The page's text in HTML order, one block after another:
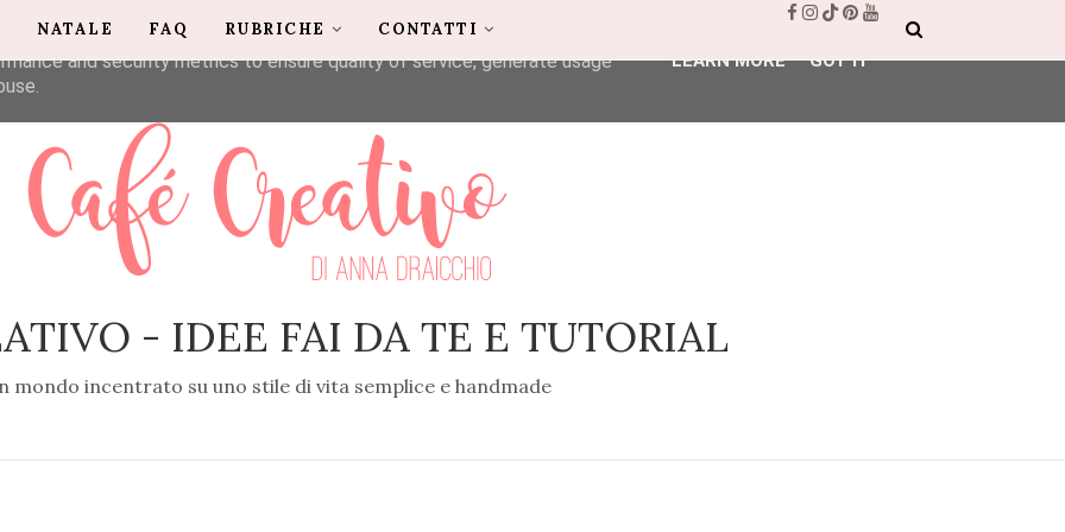
- IDEE FAI DA TE E TUTORIAL
mondo incentrato su uno stile di vita semplice e handmade
NATALE FAQ RUBRICHE CONTATTI
its services and to analyze traffic. Your IP address and user-agent
and security metrics to ensure quality of service, generate usage
LEARN MORE GOT IT